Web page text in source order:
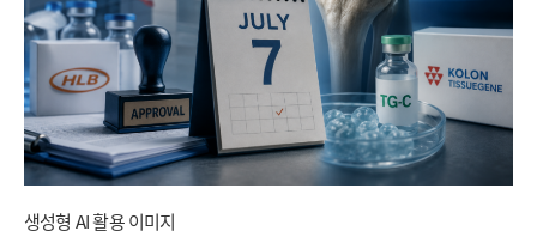
생성형 AI 활용 이미지